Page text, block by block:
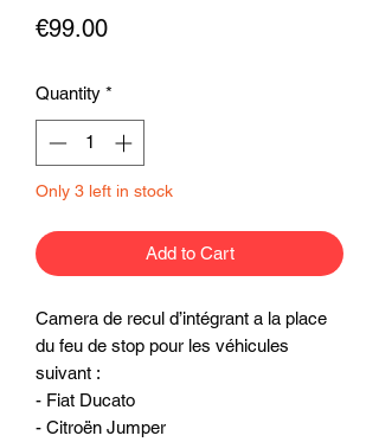
€99.00Price
Quantity *
Only 3 left in stock
Add to Cart
Camera de recul d’intégrant a la place
du feu de stop pour les véhicules
suivant :
- Fiat Ducato
- Citroën Jumper